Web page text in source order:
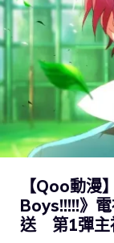
【Qoo動漫
Boys!!!!!》
送 第1彈主